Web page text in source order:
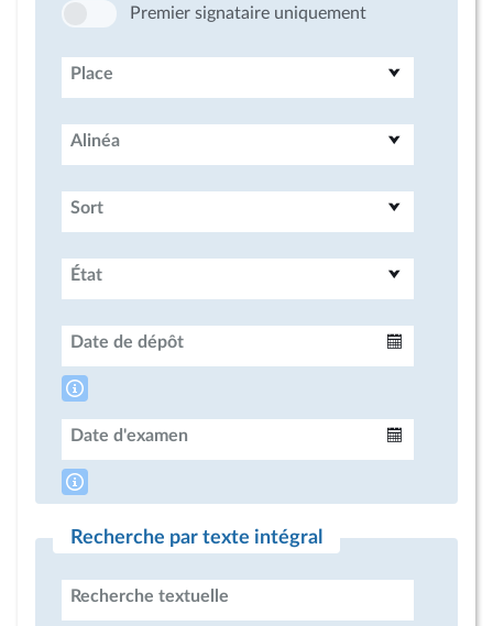
Premier signataire uniquement
Place
Alinéa
Sort
État
Date de dépôt
Date d'examen
Recherche par texte intégral
Recherche textuelle